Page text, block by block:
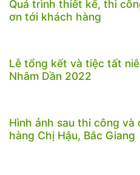
Quá trình thiết kế, thi
ơn tới khách hàng
Lễ tổng kết và tiệc tất
Nhâm Dần 2022
Hình ảnh sau thi công và
hàng Chị Hậu, Bắc Giang